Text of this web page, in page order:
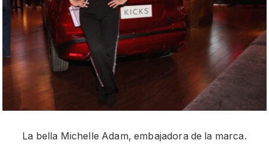
La bella Michelle Adam, embajadora de la marca.